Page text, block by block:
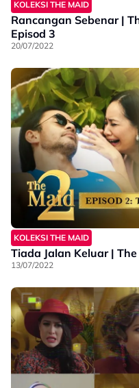
KOLEKSI THE MAID
Rancangan Sebenar |
Episod 3
20/07/2022
KOLEKSI THE MAID
Tiada Jalan Keluar |
13/07/2022